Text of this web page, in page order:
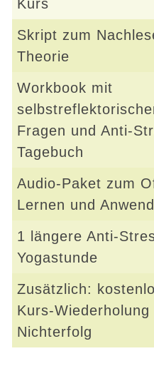
Kurs
Skript zum
Theorie
Workbook mit
Fragen und Anti-
Tagebuch
Audio-Paket zum
Lernen und
1 längere Anti-
Yogastunde
Zusätzlich:
Kurs-Wiederholung
Nichterfolg